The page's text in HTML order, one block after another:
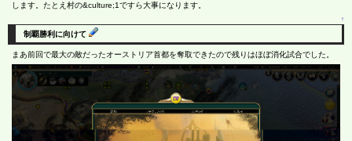
します。たとえ村の&culture;1ですら大事になります。
↑
制覇勝利に向けて
まあ前回で最大の敵だったオーストリア首都を奪取できたので残りはほぼ消化試合でした。